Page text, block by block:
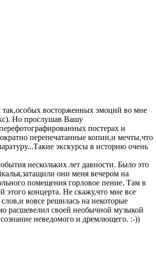
так,особых восторженных эмоций во мне
Но прослушав Вашу
постерах и
перепечатанные копии,и мечты,что
экскурсы в историю очень
нескольких лет давности. Было это
они меня вечером на
помещения горловое пение. Там в
концерта. Не скажу,что мне все
вовсе решилась на некоторые
расшевелил своей необычной музыкой
неведомого и дремлющего. :-))